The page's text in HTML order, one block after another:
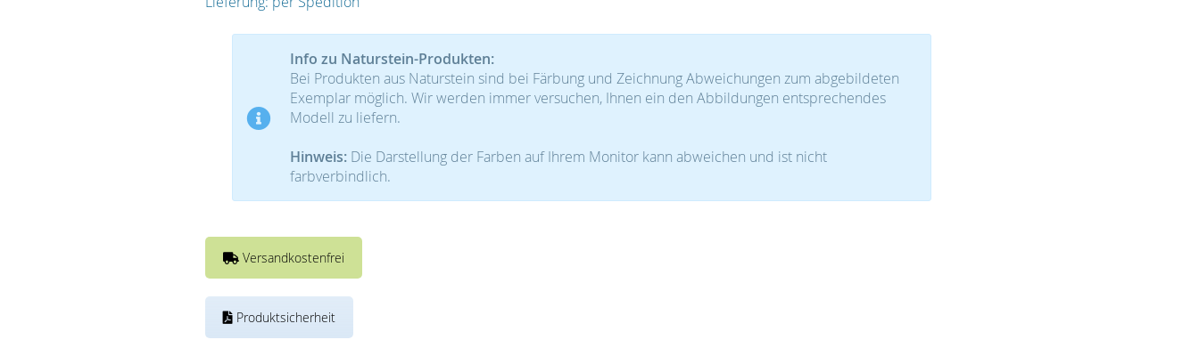
Info zu Naturstein-Produkten:
Bei Produkten aus Naturstein sind bei Färbung und Zeichnung Abweichungen zum abgebildeten
Exemplar möglich. Wir werden immer versuchen, Ihnen ein den Abbildungen entsprechendes
Modell zu liefern.
Hinweis: Die Darstellung der Farben auf Ihrem Monitor kann abweichen und ist nicht
farbverbindlich.
Versandkostenfrei
Produktsicherheit